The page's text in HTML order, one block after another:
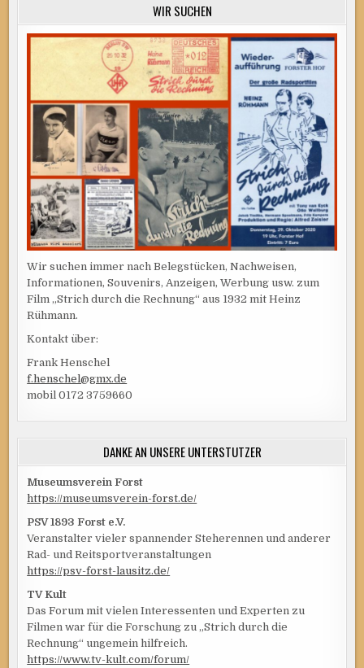
WIR SUCHEN
Wir suchen immer nach Belegstücken, Nachweisen,
Informationen, Souvenirs, Anzeigen, Werbung usw. zum
Film „Strich durch die Rechnung“ aus 1932 mit Heinz
Rühmann.
Kontakt über:
Frank Henschel
f.henschel@gmx.de
mobil 0172 3759660
DANKE AN UNSERE UNTERSTÜTZER
Museumsverein Forst
https://museumsverein-forst.de/
PSV 1893 Forst e.V.
Veranstalter vieler spannender Steherennen und anderer
Rad- und Reitsportveranstaltungen
https://psv-forst-lausitz.de/
TV Kult
Das Forum mit vielen Interessenten und Experten zu
Filmen war für die Forschung zu „Strich durch die
Rechnung“ ungemein hilfreich.
https://www.tv-kult.com/forum/